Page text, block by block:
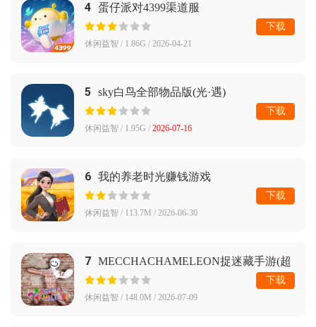
4 蛋仔派对4399渠道服
休闲益智 / 1.86G / 2026-04-21
下载
5 sky白鸟全部物品版(光·遇)
休闲益智 / 1.95G / 2026-07-16
下载
6 我的养老时光赚钱游戏
休闲益智 / 113.7M / 2026-06-30
下载
7 MECCHACHAMELEON捉迷藏手游(超
级变色龙)
休闲益智 / 148.0M / 2026-07-09
下载